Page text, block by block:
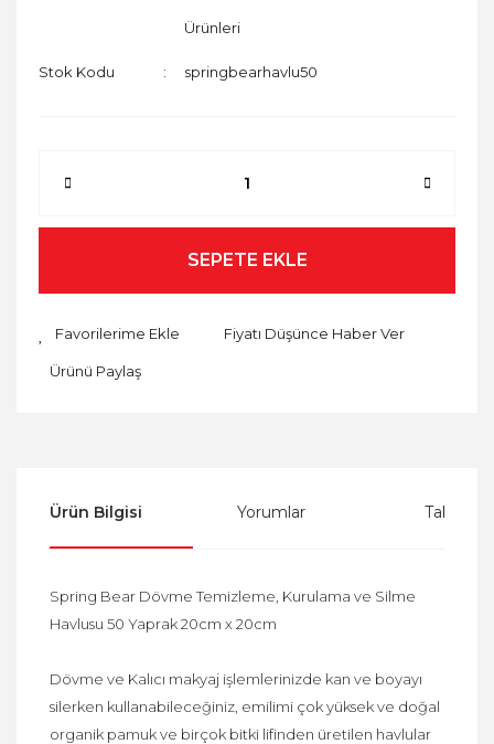
Ürünleri
Stok Kodu springbearhavlu50
SEPETE EKLE
Fiyatı Düşünce Haber Ver
Ürünü Paylaş
Ürün Bilgisi Yorumlar Taksit
Spring Bear Dövme Temizleme, Kurulama ve Silme
Havlusu 50 Yaprak 20cm x 20cm
Dövme ve Kalıcı makyaj işlemlerinizde kan ve boyayı
silerken kullanabileceğiniz, emilimi çok yüksek ve doğal
organik pamuk ve birçok bitki lifinden üretilen havlular